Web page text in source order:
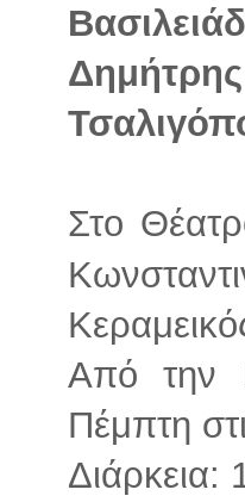
Στο
Από την
Πέμπτη
Διάρκεια: